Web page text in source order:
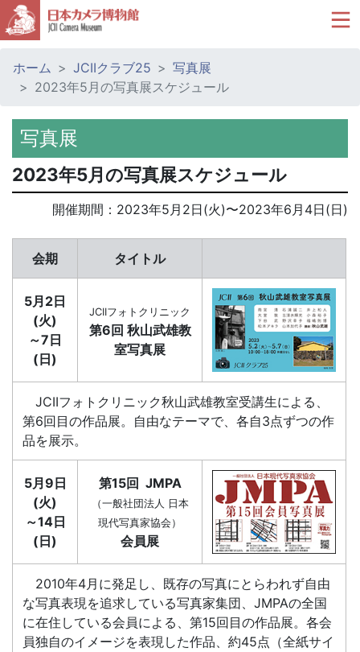
ホーム JCIIクラブ25
写真展
2023年5月の写真展スケジュール
写真展
2023年5月の写真展スケジュール
開催期間： 2023年5月2日(火)〜2023年6月4日(日)
会期 タイトル
5月2日
(火)
～7日
(日)
JCIIフォトクリニック
第6回 秋山武雄教
室写真展
JCIIフォトクリニック秋山武雄教室受講生による、
第6回目の作品展。自由なテーマで、各自3点ずつの作
品を展示。
5月9日
(火)
～14日
(日)
第15回 JMPA
（一般社団法人 日本
現代写真家協会）
会員展
2010年4月に発足し、既存の写真にとらわれず自由
な写真表現を追求している写真家集団、JMPAの全国
に在住している会員による、第15回目の作品展。各会
員独自のイメージを表現した作品、約45点（全紙サイ